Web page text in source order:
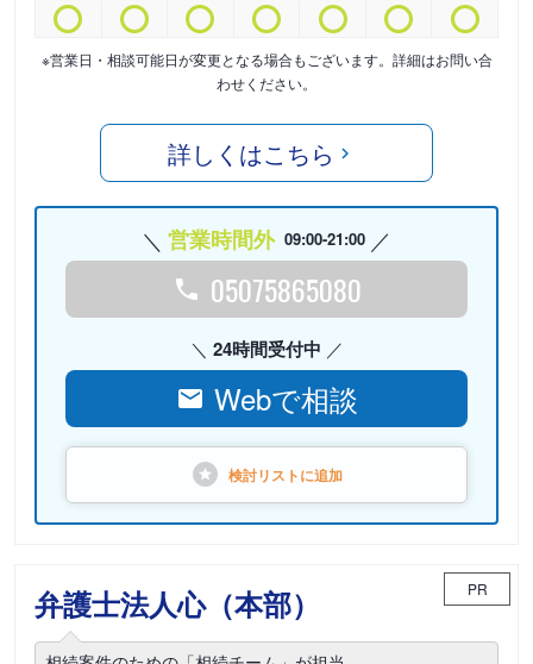
※営業日・相談可能日が変更となる場合もございます。詳細はお問い合
わせください。
詳しくはこちら
営業時間外 09:00-21:00
05075865080
24時間受付中
Webで相談
検討リストに追加
弁護士法人心（本部） PR